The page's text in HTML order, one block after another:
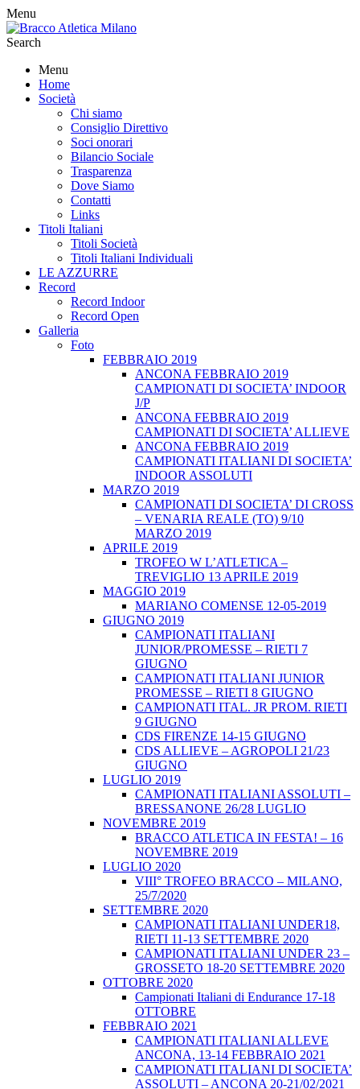
Menu
Search
Menu
Home
Società
Chi siamo
Consiglio Direttivo
Soci onorari
Bilancio Sociale
Trasparenza
Dove Siamo
Contatti
Links
Titoli Italiani
Titoli Società
Titoli Italiani Individuali
LE AZZURRE
Record
Record Indoor
Record Open
Galleria
Foto
FEBBRAIO 2019
ANCONA FEBBRAIO 2019
CAMPIONATI DI SOCIETA’ INDOOR
J/P
ANCONA FEBBRAIO 2019
CAMPIONATI DI SOCIETA’ ALLIEVE
ANCONA FEBBRAIO 2019
CAMPIONATI ITALIANI DI SOCIETA’
INDOOR ASSOLUTI
MARZO 2019
CAMPIONATI DI SOCIETA’ DI CROSS
– VENARIA REALE (TO) 9/10
MARZO 2019
APRILE 2019
TROFEO W L’ATLETICA –
TREVIGLIO 13 APRILE 2019
MAGGIO 2019
MARIANO COMENSE 12-05-2019
GIUGNO 2019
CAMPIONATI ITALIANI
JUNIOR/PROMESSE – RIETI 7
GIUGNO
CAMPIONATI ITALIANI JUNIOR
PROMESSE – RIETI 8 GIUGNO
CAMPIONATI ITAL. JR PROM. RIETI
9 GIUGNO
CDS FIRENZE 14-15 GIUGNO
CDS ALLIEVE – AGROPOLI 21/23
GIUGNO
LUGLIO 2019
CAMPIONATI ITALIANI ASSOLUTI –
BRESSANONE 26/28 LUGLIO
NOVEMBRE 2019
BRACCO ATLETICA IN FESTA! – 16
NOVEMBRE 2019
LUGLIO 2020
VIII° TROFEO BRACCO – MILANO,
25/7/2020
SETTEMBRE 2020
CAMPIONATI ITALIANI UNDER18,
RIETI 11-13 SETTEMBRE 2020
CAMPIONATI ITALIANI UNDER 23 –
GROSSETO 18-20 SETTEMBRE 2020
OTTOBRE 2020
Campionati Italiani di Endurance 17-18
OTTOBRE
FEBBRAIO 2021
CAMPIONATI ITALIANI ALLEVE
ANCONA, 13-14 FEBBRAIO 2021
CAMPIONATI ITALIANI DI SOCIETA’
ASSOLUTI – ANCONA 20-21/02/2021